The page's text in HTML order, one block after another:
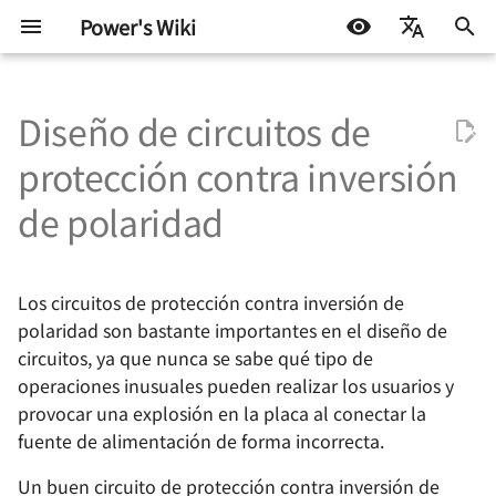
Power's Wiki
English
Español
اللغة العربية
i
c
i
l
i
z
a
Circuito de protección con
diodo
Protección contra inversión
Circuito de protección
contra inversión de
polaridad con puente
rectificador
Fusible + Diodo de
regulación de voltaje
RobotCtrl - Kit de
Desarrollo Universal STM32
RobotCtrl_Core - Core
RobotCtrl_Func - Expansion
Board for Peripherals
RobotCtrl_Power - Placa de
suministro de energía
eléctrica
Diseño de control de motor
de corriente continua con
escobillas
RaptorDVR - Dual Motor
Driver with Integrated
Voltage Regulation 🚧
AirForce - Módulo de
motorización con esencia
Protocolos de
comunicación - Niveles
lógicos digitales
Protocolo de Comunicación
- SPI
Protocolo de comunicación
- I2C
Diseño de Fuentes de
Alimentación -
Determinación de
Soluciones
- Regulador lineal
Topología de fuente de
alimentación - Regulación
de voltaje conmutada (no
aislada)
Diseño de circuitos de alta
velocidad 🚧
Integridad de la Señal -
Integridad de la señal:
Dominio del tiempo y
Dominio de frecuencia
Integridad de la Señal -
Impedancia y Modelos
Eléctricos
Radiofrecuencia -
Componentes y Sistemas -
Conductores
Resistencia
Radiofrecuencia -
Componentes y Sistemas -
Capacitores
Radiofrecuencia - Circuitos
Consejos útiles para AD
AD Basic Operations -
Environment Setup
- Fundamentos
AD 基本操作 - 原理图绘制
AD 基本操作 - Diseño de
sistemas de placas
múltiples 🚧
Protocolos de prueba Test Interface y TIC
Fundamentos de ATE
Fundamentos de
de semiconductores -
Pruebas OS
Fundamentos de
de Parámetros DC en
Semiconductores
Fundamentos de
Prueba de Continuidad
Prueba de Fuga
Prueba de Umbral de
🚧
Prueba Funcional Digital
Prueba de señal mixta
ATE
Fundamentos de la
de Señales Mixtas
ADC - Parámetros
ADC - Parámetros
Dinámicos
DAC - Parámetros
Sintaxis de codificación
ATE
Sintaxis VBT
Desarrollo incrustado STM32
Desarrollo de software
Docker
机器学习入门 - 基础流程
Otros
Anécdotas de vida Trucos de vida
Exploración continua
Autohospedaje
Algunos consejos y
trucos
Diseño de circuitos de
protección contra inversión
de polaridad
Los circuitos de protección contra inversión de
polaridad son bastante importantes en el diseño de
circuitos, ya que nunca se sabe qué tipo de
operaciones inusuales pueden realizar los usuarios y
provocar una explosión en la placa al conectar la
fuente de alimentación de forma incorrecta.
Un buen circuito de protección contra inversión de